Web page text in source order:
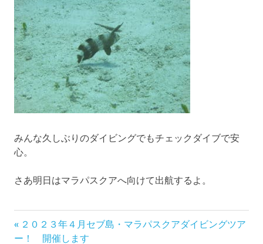
みんな久しぶりのダイビングでもチェックダイブで安
心。
さあ明日はマラパスクアへ向けて出航するよ。
投
前
の
２０２３年４月セブ島・マラパスクアダイビングツア
ー！ 開催します